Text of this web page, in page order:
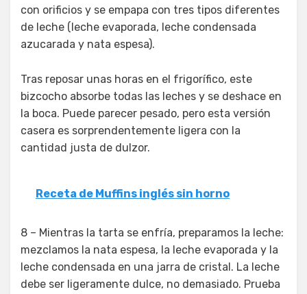
con orificios y se empapa con tres tipos diferentes
de leche (leche evaporada, leche condensada
azucarada y nata espesa).
Tras reposar unas horas en el frigorífico, este
bizcocho absorbe todas las leches y se deshace en
la boca. Puede parecer pesado, pero esta versión
casera es sorprendentemente ligera con la
cantidad justa de dulzor.
Receta de Muffins inglés sin horno
8 – Mientras la tarta se enfría, preparamos la leche:
mezclamos la nata espesa, la leche evaporada y la
leche condensada en una jarra de cristal. La leche
debe ser ligeramente dulce, no demasiado. Prueba